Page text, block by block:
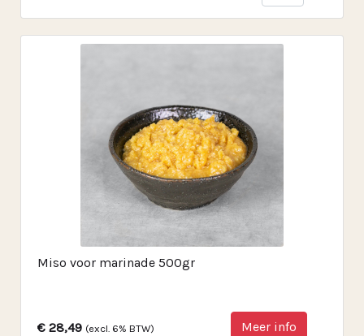
Miso voor marinade 500gr
€ 28,49 (excl. 6% BTW) Meer info